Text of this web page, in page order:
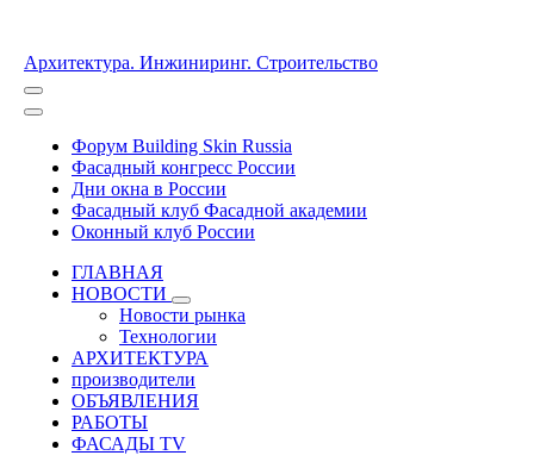
Архитектура. Инжиниринг. Строительство
Форум Building Skin Russia
Фасадный конгресс России
Дни окна в России
Фасадный клуб Фасадной академии
Оконный клуб России
ГЛАВНАЯ
НОВОСТИ
Новости рынка
Технологии
АРХИТЕКТУРА
производители
ОБЪЯВЛЕНИЯ
РАБОТЫ
ФАСАДЫ TV